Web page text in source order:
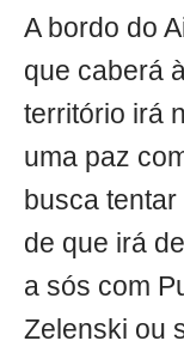
A bordo do
que caberá
território irá
uma paz
busca
de que irá
a sós com
Zelenski ou